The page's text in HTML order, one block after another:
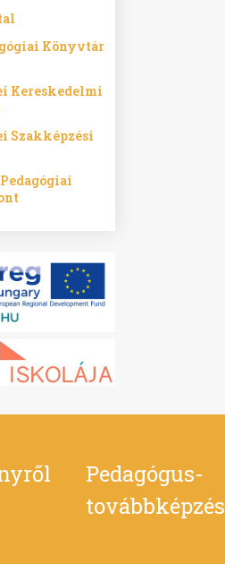
Könyvtár
Kereskedelmi
Szakképzési
Pedagógus-
továbbképzés